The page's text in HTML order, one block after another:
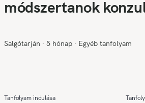
módszertanok
Salgótarján ∙ 5 hónap ∙ Egyéb tanfolyam
Tanfolyam indulása